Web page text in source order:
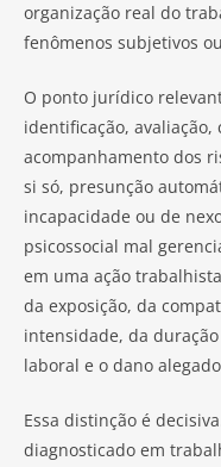
organização real do
fenômenos subjetivos
O ponto jurídico
identificação, avaliação,
acompanhamento dos
si só, presunção
incapacidade ou de
psicossocial mal
em uma ação
da exposição, da
intensidade, da
laboral e o dano
Essa distinção é
diagnosticado em